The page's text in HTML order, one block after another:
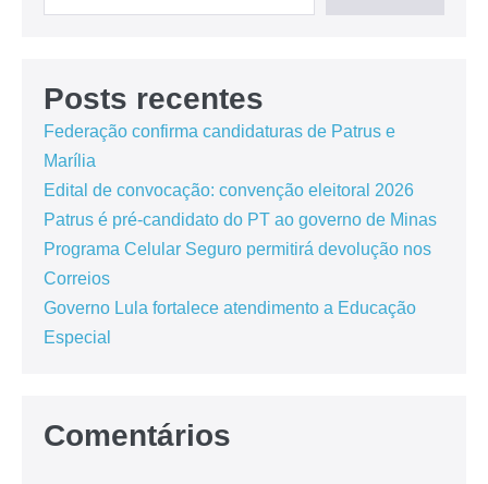
Posts recentes
Federação confirma candidaturas de Patrus e
Marília
Edital de convocação: convenção eleitoral 2026
Patrus é pré-candidato do PT ao governo de Minas
Programa Celular Seguro permitirá devolução nos
Correios
Governo Lula fortalece atendimento a Educação
Especial
Comentários